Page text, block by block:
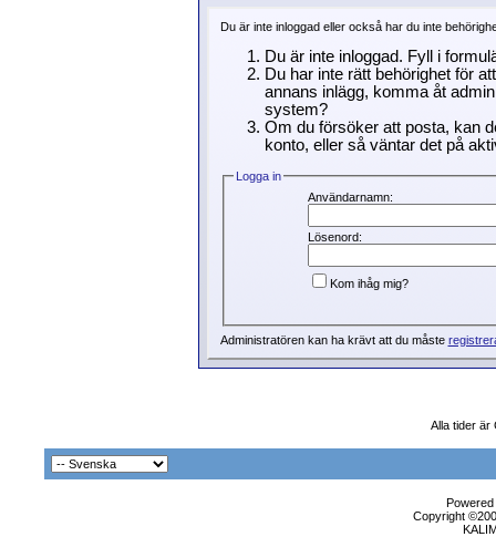
Du är inte inloggad eller också har du inte
Du är inte inloggad. Fyll i
Du har inte rätt behörighet för
annans inlägg, komma åt
system?
Om du försöker att posta, kan
konto, eller så väntar det på
Logga in
Användarnamn:
Lösenord:
Kom ihåg mig?
Administratören kan ha krävt att du måste
Alla tider är
Copyright